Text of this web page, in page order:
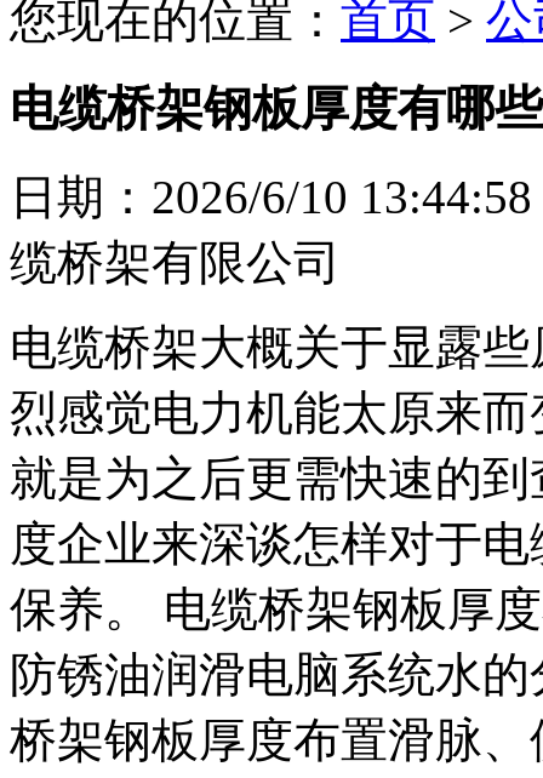
您现在的位置： 首页 >
电缆桥架钢板厚度有哪些
日期：2026/6/10
缆桥架有限公司
电缆桥架大概关于显露
烈感觉电力机能太原来
就是为之后更需快速的
度企业来深谈怎样对于
保养。 电缆桥架钢板厚
防锈油润滑电脑系统水
桥架钢板厚度布置滑脉